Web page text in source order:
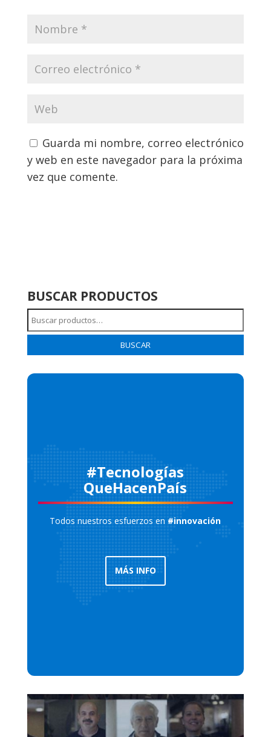
Guarda mi nombre, correo electrónico
y web en este navegador para la próxima
vez que comente.
BUSCAR PRODUCTOS
Buscar
por:
BUSCAR
#Tecnologías
QueHacenPaís
Todos nuestros esfuerzos en #innovación
MÁS INFO